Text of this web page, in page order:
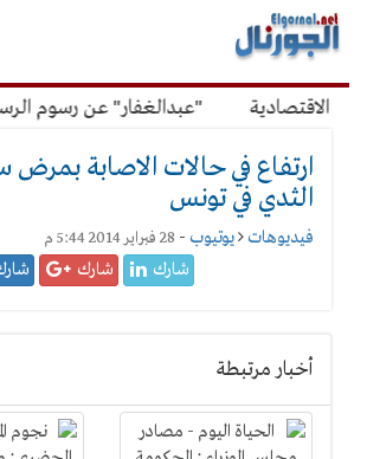
القائمة
الرئيسية
الاقتصادية "عبدالغفار" عن رسوم
ارتفاع في حالات الاصابة
الثدي في تونس
فيديوهات يوتيوب - 28 فبراير 2014 5:44 م
شارك شارك
أخبار مرتبطة